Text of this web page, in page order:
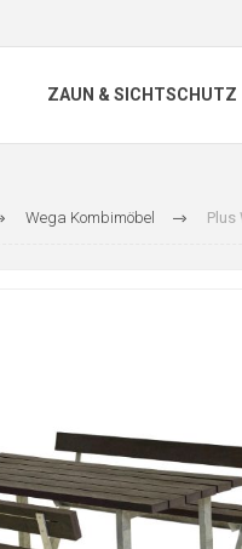
ZAUN & SICHTSCHUTZ
Wega Kombimöbel Plus